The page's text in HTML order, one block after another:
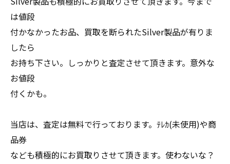
は値段
付かなかったお品、買取を断られたSilver製品が有りま
したら
お持ち下さい。しっかりと査定させて頂きます。意外な
お値段
付くかも。
当店は、査定は無料で行っております。ﾃﾚｶ(未使用)や商
品券
なども積極的にお買取りさせて頂きます。使わないな？